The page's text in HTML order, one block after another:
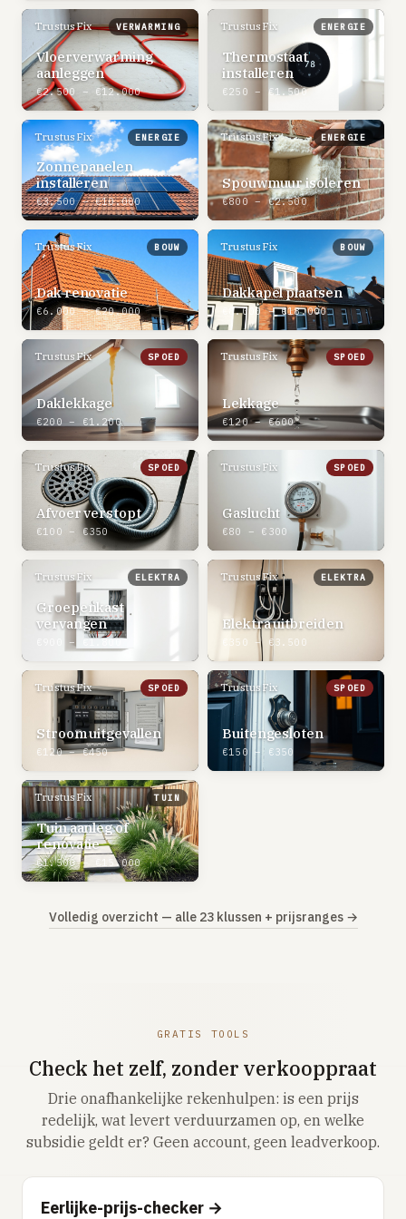
TrustusFix VERWARMING
Vloerverwarming
aanleggen
€2.500 – €12.000
TrustusFix ENERGIE
Thermostaat
installeren
€250 – €1.500
TrustusFix ENERGIE
Zonnepanelen
installeren
€3.500 – €10.000
TrustusFix ENERGIE
Spouwmuur isoleren
€800 – €2.500
TrustusFix BOUW
Dak renovatie
€6.000 – €20.000
TrustusFix BOUW
Dakkapel plaatsen
€8.000 – €18.000
TrustusFix SPOED
Daklekkage
€200 – €1.200
TrustusFix SPOED
Lekkage
€120 – €600
TrustusFix SPOED
Afvoer verstopt
€100 – €350
TrustusFix SPOED
Gaslucht
€80 – €300
TrustusFix ELEKTRA
Groepenkast
vervangen
€900 – €1.800
TrustusFix ELEKTRA
Elektra uitbreiden
€350 – €3.500
TrustusFix SPOED
Stroom uitgevallen
€120 – €450
TrustusFix SPOED
Buitengesloten
€150 – €350
TrustusFix TUIN
Tuin aanleg of
renovatie
€1.500 – €15.000
Volledig overzicht — alle 23 klussen + prijsranges →
GRATIS TOOLS
Check het zelf, zonder verkooppraat
Drie onafhankelijke rekenhulpen: is een prijs
redelijk, wat levert verduurzamen op, en welke
subsidie geldt er? Geen account, geen leadverkoop.
Eerlijke-prijs-checker →